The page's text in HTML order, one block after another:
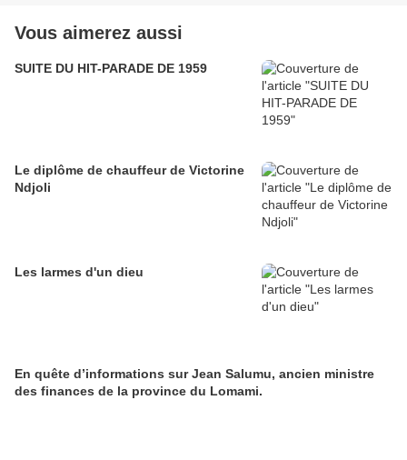
Vous aimerez aussi
SUITE DU HIT-PARADE DE 1959
Le diplôme de chauffeur de Victorine
Ndjoli
Les larmes d'un dieu
En quête d’informations sur Jean Salumu, ancien ministre
des finances de la province du Lomami.